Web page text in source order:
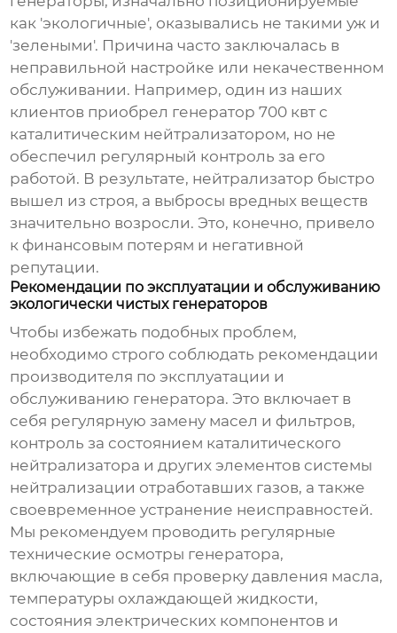
как 'экологичные', оказывались не такими уж и
'зелеными'. Причина часто заключалась в
неправильной настройке или некачественном
обслуживании. Например, один из наших
клиентов приобрел генератор700 квт с
каталитическим нейтрализатором, но не
обеспечил регулярный контроль за его
работой. В результате, нейтрализатор быстро
вышел из строя, а выбросы вредных веществ
значительно возросли. Это, конечно, привело
к финансовым потерям и негативной
репутации.
Рекомендации по эксплуатации и обслуживанию
экологически чистых генераторов
Чтобы избежать подобных проблем,
необходимо строго соблюдать рекомендации
производителя по эксплуатации и
обслуживанию генератора. Это включает в
себя регулярную замену масел и фильтров,
контроль за состоянием каталитического
нейтрализатора и других элементов системы
нейтрализации отработавших газов, а также
своевременное устранение неисправностей.
Мы рекомендуем проводить регулярные
технические осмотры генератора,
включающие в себя проверку давления масла,
температуры охлаждающей жидкости,
состояния электрических компонентов и